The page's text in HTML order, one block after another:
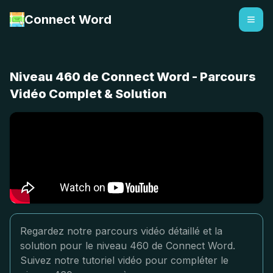
Connect Word
Niveau 460 de Connect Word - Parcours
Vidéo Complet & Solution
Regardez notre parcours vidéo détaillé et la
solution pour le niveau 460 de Connect Word.
Suivez notre tutoriel vidéo pour compléter le